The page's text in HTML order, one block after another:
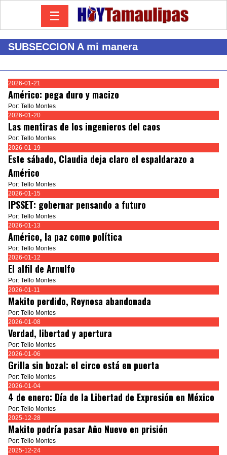
☰
SUBSECCION A mi manera
2026-01-21
Américo: pega duro y macizo
Por: Tello Montes
2026-01-20
Las mentiras de los ingenieros del caos
Por: Tello Montes
2026-01-19
Este sábado, Claudia deja claro el espaldarazo a
Américo
Por: Tello Montes
2026-01-15
IPSSET: gobernar pensando a futuro
Por: Tello Montes
2026-01-13
Américo, la paz como política
Por: Tello Montes
2026-01-12
El alfil de Arnulfo
Por: Tello Montes
2026-01-11
Makito perdido, Reynosa abandonada
Por: Tello Montes
2026-01-08
Verdad, libertad y apertura
Por: Tello Montes
2026-01-06
Grilla sin bozal: el circo está en puerta
Por: Tello Montes
2026-01-04
4 de enero: Día de la Libertad de Expresión en México
Por: Tello Montes
2025-12-28
Makito podría pasar Año Nuevo en prisión
Por: Tello Montes
2025-12-24